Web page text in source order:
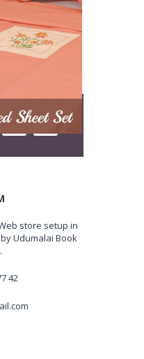
store setup in
Udumalai Book
42